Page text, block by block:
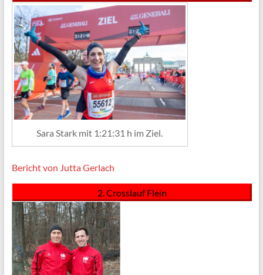
Sara Stark mit 1:21:31 h im Ziel.
Bericht von Jutta Gerlach
2. Crosslauf Flein